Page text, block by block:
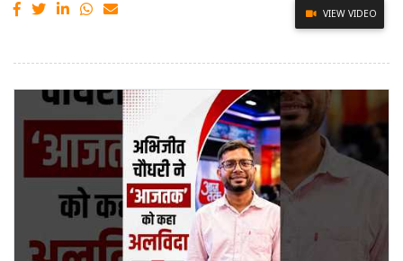
VIEW VIDEO